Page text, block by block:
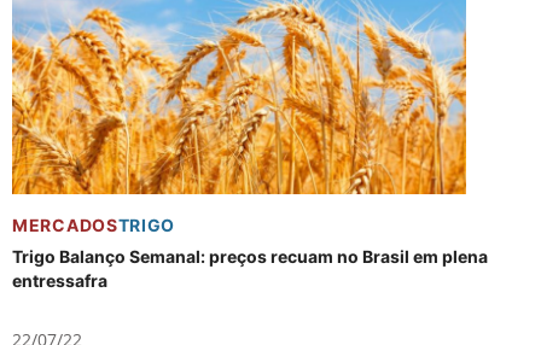
MERCADOSTRIGO
Trigo Balanço Semanal: preços recuam no Brasil em plena
entressafra
22/07/22